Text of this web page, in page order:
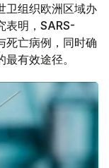
卫组织欧洲区域办
表明，SARS-
死亡病例，同时确
有效途径。